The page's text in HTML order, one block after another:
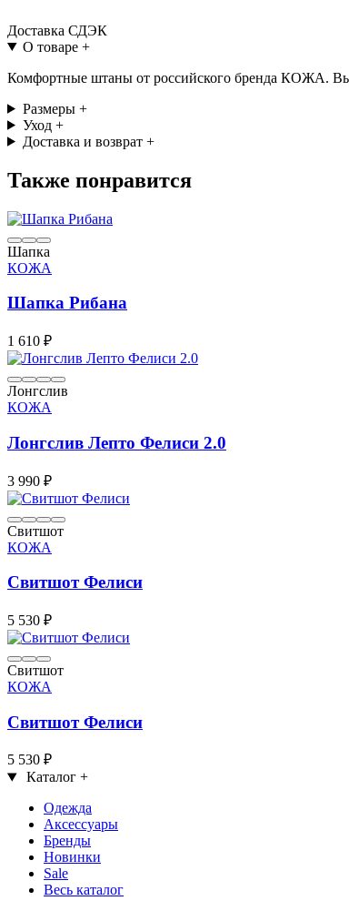
Доставка СДЭК
О товаре +
Комфортные штаны от российского бренда КОЖА.
Размеры +
Уход +
Доставка и возврат +
Также понравится
Шапка
КОЖА
Шапка Рибана
1 610 ₽
Лонгслив
КОЖА
Лонгслив Лепто Фелиси 2.0
3 990 ₽
Свитшот
КОЖА
Свитшот Фелиси
5 530 ₽
Свитшот
КОЖА
Свитшот Фелиси
5 530 ₽
Каталог +
Одежда
Аксессуары
Бренды
Новинки
Sale
Весь каталог